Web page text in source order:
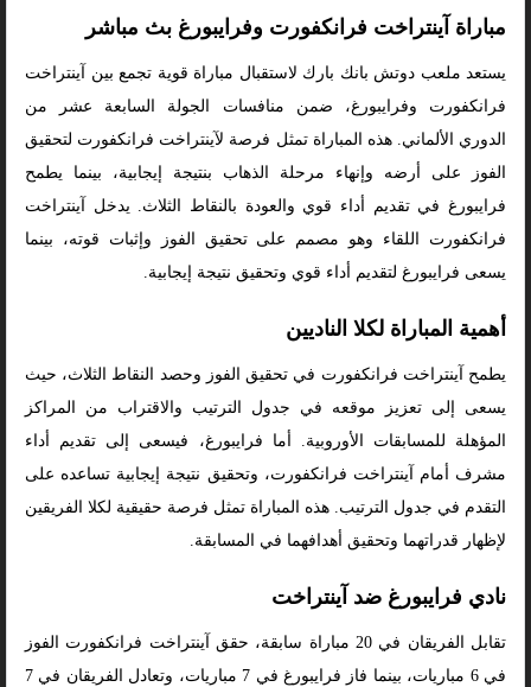
مباراة آينتراخت فرانكفورت وفرايبورغ بث مباشر
يستعد ملعب دوتش بانك بارك لاستقبال مباراة قوية تجمع بين آينتراخت
فرانكفورت وفرايبورغ، ضمن منافسات الجولة السابعة عشر من
الدوري الألماني. هذه المباراة تمثل فرصة لآينتراخت فرانكفورت لتحقيق
الفوز على أرضه وإنهاء مرحلة الذهاب بنتيجة إيجابية، بينما يطمح
فرايبورغ في تقديم أداء قوي والعودة بالنقاط الثلاث. يدخل آينتراخت
فرانكفورت اللقاء وهو مصمم على تحقيق الفوز وإثبات قوته، بينما
يسعى فرايبورغ لتقديم أداء قوي وتحقيق نتيجة إيجابية.
أهمية المباراة لكلا الناديين
يطمح آينتراخت فرانكفورت في تحقيق الفوز وحصد النقاط الثلاث، حيث
يسعى إلى تعزيز موقعه في جدول الترتيب والاقتراب من المراكز
المؤهلة للمسابقات الأوروبية. أما فرايبورغ، فيسعى إلى تقديم أداء
مشرف أمام آينتراخت فرانكفورت، وتحقيق نتيجة إيجابية تساعده على
التقدم في جدول الترتيب. هذه المباراة تمثل فرصة حقيقية لكلا الفريقين
لإظهار قدراتهما وتحقيق أهدافهما في المسابقة.
نادي فرايبورغ ضد آينتراخت
تقابل الفريقان في 20 مباراة سابقة، حقق آينتراخت فرانكفورت الفوز
في 6 مباريات، بينما فاز فرايبورغ في 7 مباريات، وتعادل الفريقان في 7